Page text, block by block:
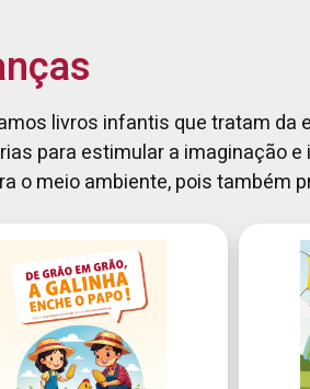
livros infantis que tratam da
para estimular a imaginação
o meio ambiente, pois também